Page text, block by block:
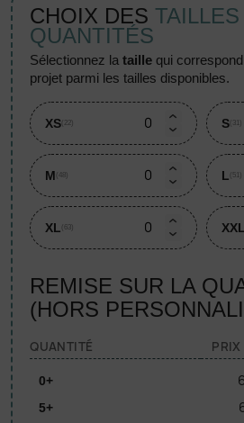
CHOIX DES
QUANTITÉS
sélectionnez lataille qui
projet parmi les tailles disponibles.
XS (22) S (31)
M (48) L (51)
XL (63) XXL
REMISE SUR LA
(HORS
QUANTITÉ
0+
5+